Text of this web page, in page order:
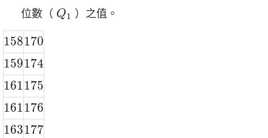
位數（ Q1
Q ）之值。
158
158170
170
159
159174
174
161
161175
175
161
161176
176
163
163177
177